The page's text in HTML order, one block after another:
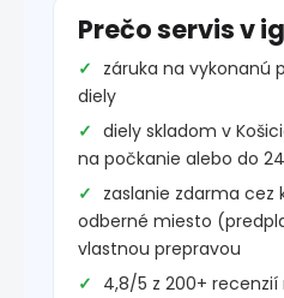
Prečo servis v
záruka na vykonanú
diely
diely skladom v
na počkanie alebo do
zaslanie zdarma cez
odberné miesto
vlastnou prepravou
4,8/5 z 200+ recenzií